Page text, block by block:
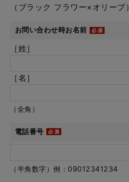
（ブラック フラワー×オリーブ）
お問い合わせ時お名前
［姓］
［名］
（全角）
電話番号
（半角数字）例：09012341234